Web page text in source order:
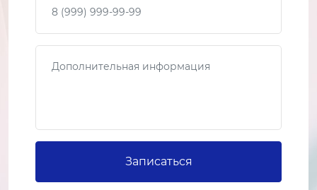
Сообщение
Записаться